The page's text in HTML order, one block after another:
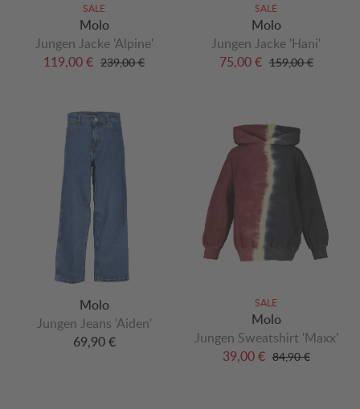
SALE
Molo
Jungen Jacke 'Alpine'
119,00 € 239,00 €
SALE
Molo
Jungen Jacke 'Hani'
75,00 € 159,00 €
Molo
Jungen Jeans 'Aiden'
69,90 €
SALE
Molo
Jungen Sweatshirt 'Maxx'
39,00 € 84,90 €